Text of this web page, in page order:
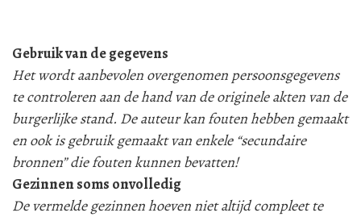
Gebruik van de gegevens
Het wordt aanbevolen overgenomen persoonsgegevens
te controleren aan de hand van de originele akten van de
burgerlijke stand. De auteur kan fouten hebben gemaakt
en ook is gebruik gemaakt van enkele “secundaire
bronnen” die fouten kunnen bevatten!
Gezinnen soms onvolledig
De vermelde gezinnen hoeven niet altijd compleet te